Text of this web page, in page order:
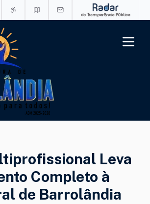
Leva
Completo à
de Barrolândia